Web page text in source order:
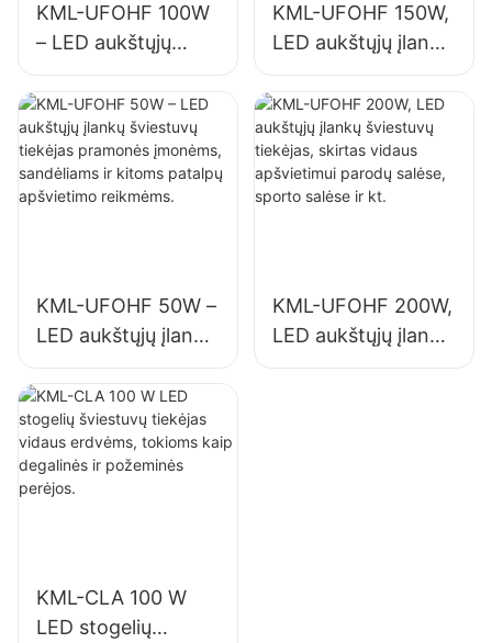
KML-UFOHF 100W
– LED aukštųjų
įlankų šviestuvų
tiekėjas pramonės
įmonėms,
sandėliams ir
kitoms patalpų
KML-UFOHF 150W,
LED aukštųjų įlankų
šviestuvų tiekėjas,
skirtas vidaus
apšvietimui
pramonės įmonėse,
sporto salėse ir kt.
KML-UFOHF 50W –
LED aukštųjų įlankų
šviestuvų tiekėjas
pramonės
įmonėms,
sandėliams ir
kitoms patalpų
KML-UFOHF 200W,
LED aukštųjų įlankų
šviestuvų tiekėjas,
KML-CLA 100 W
LED stogelių